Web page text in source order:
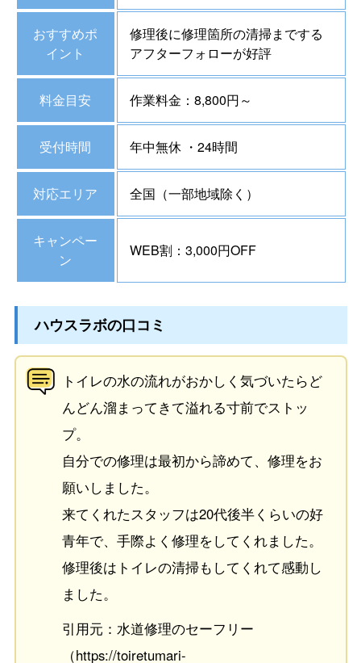
おすすめポ
イント
修理後に修理箇所の清掃までする
アフターフォローが好評
料金目安 作業料金：8,800円～
受付時間 年中無休 ・24時間
対応エリア 全国（一部地域除く）
キャンペー
ン
WEB割：3,000円OFF
ハウスラボの口コミ
トイレの水の流れがおかしく気づいたらど
んどん溜まってきて溢れる寸前でストッ
プ。
自分での修理は最初から諦めて、修理をお
願いしました。
来てくれたスタッフは20代後半くらいの好
青年で、手際よく修理をしてくれました。
修理後はトイレの清掃もしてくれて感動し
ました。
引用元：水道修理のセーフリー
（https://toiretumari-